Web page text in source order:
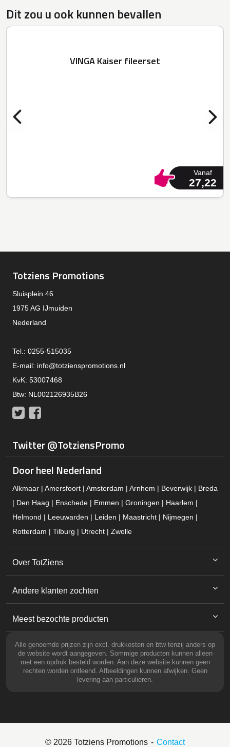
Dit zou u ook kunnen bevallen
VINGA Kaiser fileerset
Vanaf
27,22
Totziens Promotions
Sluisplein 46
1975 AG IJmuiden
Nederland
Tel.: 0255-515035
E-mail: info@totzienspromotions.nl
KvK: 53007468
Btw: NL002126935B26
Twitter
Twitter @TotziensPromo
Door heel Nederland
Alkmaar | Amersfoort | Amsterdam | Arnhem | Beverwijk | Breda
| Den Haag | Enschede | Emmen | Groningen | Haarlem |
Helmond | Leeuwarden | Leiden | Maastricht | Nijmegen |
Rotterdam | Tilburg | Utrecht | Zwolle
Over TotZiens
Andere klanten zochten
Meest bezochte producten
Alle genoemde prijzen zijn excl. drukkosten en btw tenzij anders op
de website wordt aangegeven. Sommige producten kunnen alleen
met een opdruk besteld worden. Aan deze website kunnen geen
rechten worden ontleend. Afbeeldingen kunnen afwijken. Geen
levering aan particulieren.
© 2026 Totziens Promotions Contact